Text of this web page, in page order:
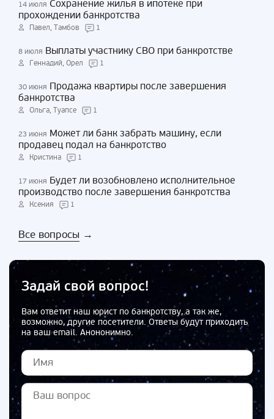
14 июля Сохранение жилья в ипотеке при
прохождении банкротства
Павел, Тамбов 1
8 июля Выплаты участнику СВО при банкротстве
Геннадий, Орел 1
30 июня Продажа квартиры после завершения
банкротства
Ольга, Туапсе 1
23 июня Может ли банк забрать машину, если
продавец подал на банкротство
Кристина 1
17 июня Будет ли возобновлено исполнительное
производство после завершения банкротства
Ксения 1
Все вопросы →
Задай свой вопрос!
Вам ответит наш юрист по банкротству, а так же,
возможно, другие посетители. Ответы будут приходить
на ваш email. Анононимно.